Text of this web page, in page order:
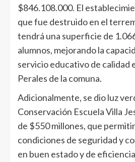
$846.108.000. El
que fue destruido en el
tendrá una superficie de
alumnos, mejorando la
servicio educativo de calidad
Perales de la comuna.
Adicionalmente, se dio luz
Conservación Escuela Villa
de $550 millones, que
condiciones de seguridad y
en buen estado y de